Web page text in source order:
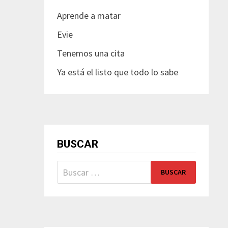
Aprende a matar
Evie
Tenemos una cita
Ya está el listo que todo lo sabe
BUSCAR
Buscar: